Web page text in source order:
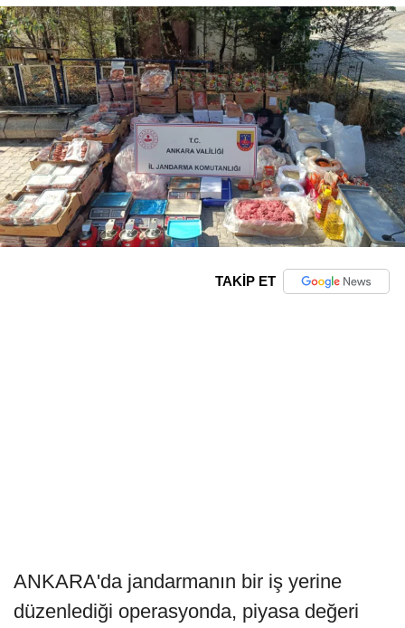
TAKİP ET
ANKARA'da jandarmanın bir iş yerine
düzenlediği operasyonda, piyasa değeri